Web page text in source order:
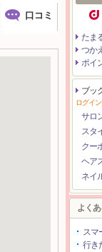
口コミ
たま
つか
ポイ
ブッ
ログイ
サロ
スタ
クー
ヘア
ネイ
よく
スマ
行き